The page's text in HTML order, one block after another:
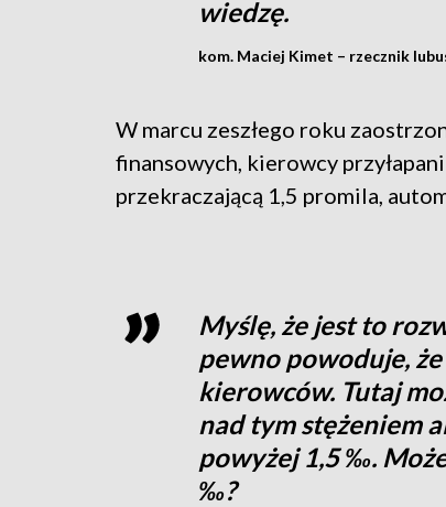
wiedzę.
kom. Maciej Kimet – rzecznik
W marcu zeszłego roku
finansowych, kierowcy
przekraczającą 1,5 promila,
Myślę, że jest to
pewno powoduje,
kierowców. Tutaj
nad tym stężeniem
powyżej 1,5 ‰.
‰?